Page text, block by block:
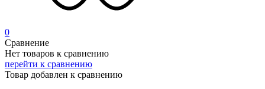
0
Сравнение
Нет товаров к сравнению
перейти к сравнению
Товар добавлен к сравнению